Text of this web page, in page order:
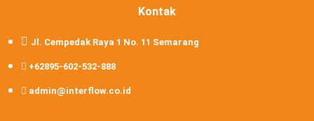
Kontak
Jl. Cempedak Raya 1 No. 11 Semarang
+62895-602-532-888
admin@interflow.co.id